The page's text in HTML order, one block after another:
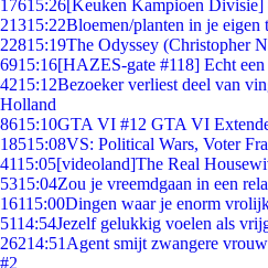
17615:26[Keuken Kampioen Divisie]
21315:22Bloemen/planten in je
22815:19The Odyssey (Christopher
6915:16[HAZES-gate #118] Echt
4215:12Bezoeker verliest deel van
Holland
8615:10GTA VI #12 GTA VI
18515:08VS: Political Wars, Voter
4115:05[videoland]The Real
5315:04Zou je vreemdgaan in een
16115:00Dingen waar je enorm
5114:54Jezelf gelukkig voelen als
26214:51 Agent smijt zwangere
#2